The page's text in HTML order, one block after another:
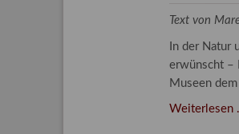
Text von
In der Natur
erwünscht –
Museen
Weiterlesen